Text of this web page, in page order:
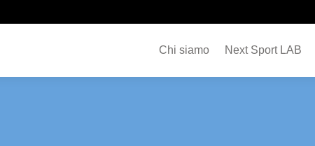
Chi siamo Next Sport LAB